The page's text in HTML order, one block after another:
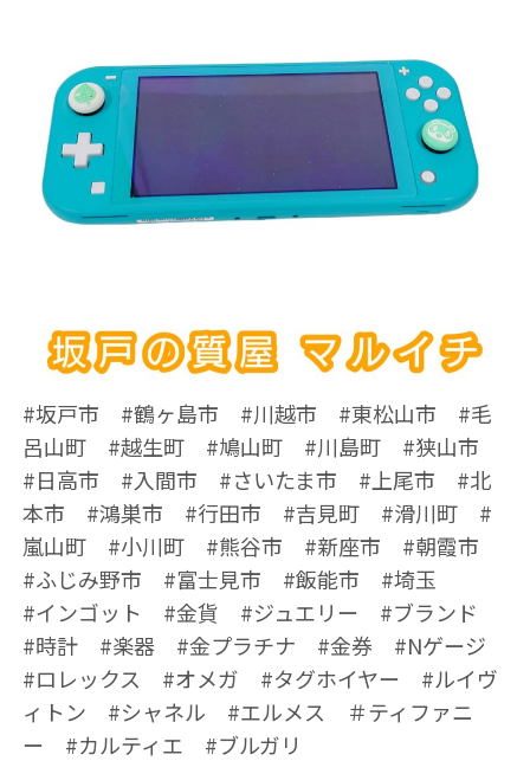
#坂戸市 #鶴ヶ島市 #川越市 #東松山市 #毛
呂山町 #越生町 #鳩山町 #川島町 #狭山市
#日高市 #入間市 #さいたま市 #上尾市 #北
本市 #鴻巣市 #行田市 #吉見町 #滑川町 #
嵐山町 #小川町 #熊谷市 #新座市 #朝霞市
#ふじみ野市 #富士見市 #飯能市 #埼玉
#インゴット #金貨 #ジュエリー #ブランド
#時計 #楽器 #金プラチナ #金券 #Nゲージ
#ロレックス #オメガ #タグホイヤー #ルイヴ
ィトン #シャネル #エルメス ＃ティファニ
ー #カルティエ #ブルガリ